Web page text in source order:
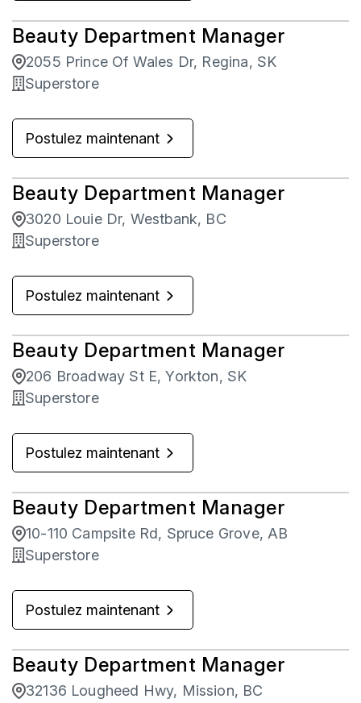
Beauty Department Manager
2055 Prince Of Wales Dr, Regina, SK
Superstore
Postulez maintenant
Beauty Department Manager
3020 Louie Dr, Westbank, BC
Superstore
Postulez maintenant
Beauty Department Manager
206 Broadway St E, Yorkton, SK
Superstore
Postulez maintenant
Beauty Department Manager
10-110 Campsite Rd, Spruce Grove, AB
Superstore
Postulez maintenant
Beauty Department Manager
32136 Lougheed Hwy, Mission, BC